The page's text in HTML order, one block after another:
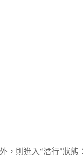
，則進入“潛行”狀